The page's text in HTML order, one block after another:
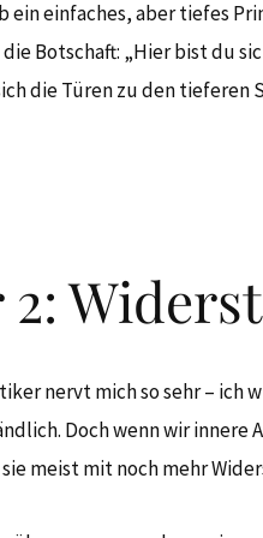
ein einfaches, aber tiefes
Botschaft: „Hier bist du
die Türen zu den tieferen
2:
nervt mich so sehr – ich
Doch wenn wir
meist mit noch mehr